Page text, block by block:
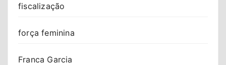
fiscalização
força feminina
Franca Garcia